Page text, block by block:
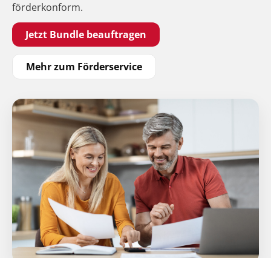
förderkonform.
Jetzt Bundle beauftragen
Mehr zum Förderservice